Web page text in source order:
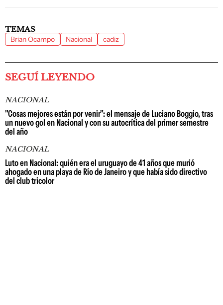
TEMAS
Brian Ocampo Nacional cadiz
SEGUÍ LEYENDO
NACIONAL
"Cosas mejores están por venir": el mensaje de Luciano Boggio, tras
un nuevo gol en Nacional y con su autocrítica del primer semestre
del año
NACIONAL
Luto en Nacional: quién era el uruguayo de 41 años que murió
ahogado en una playa de Río de Janeiro y que había sido directivo
del club tricolor